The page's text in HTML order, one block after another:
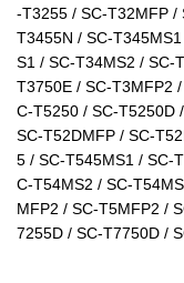
-T3255 / SC-T32MFP /
T3455N / SC-
S1 / SC-T34MS2 / SC-
T3750E / SC-T3MFP2
C-T5250 / SC-T5250D
SC-T52DMFP / SC-
5 / SC-T545MS1 / SC-
C-T54MS2 / SC-
MFP2 / SC-T5MFP2 /
7255D / SC-T7750D /